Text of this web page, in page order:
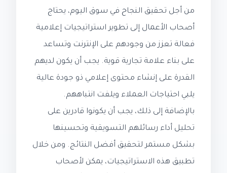
من أجل تحقيق النجاح في سوق اليوم، يحتاج
أصحاب الأعمال إلى تطوير استراتيجيات إعلامية
فعالة تعزز من وجودهم على الإنترنت وتساعد
على بناء علامة تجارية قوية. يجب أن يكون لديهم
القدرة على إنشاء محتوى إعلامي ذو جودة عالية
يلبي احتياجات العملاء ويلفت انتباههم.
بالإضافة إلى ذلك، يجب أن يكونوا قادرين على
تحليل أداء رسائلهم التسويقية وتحسينها
بشكل مستمر لتحقيق أفضل النتائج. ومن خلال
تطبيق هذه الاستراتيجيات، يمكن لأصحاب